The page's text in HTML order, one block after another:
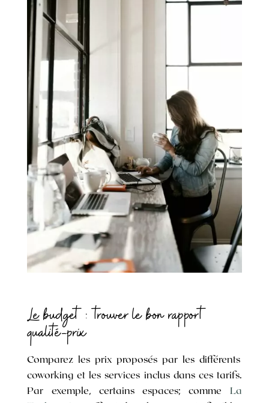
Le budget : trouver le bon rapport
qualité-prix
Comparez les prix proposés par les différents
coworking et les services inclus dans ces tarifs.
Par exemple, certains espaces; comme La